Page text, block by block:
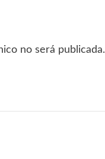
no será publicada.